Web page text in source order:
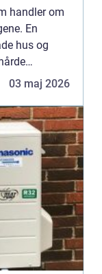
handler om
En
hus og
større og
03 maj 2026